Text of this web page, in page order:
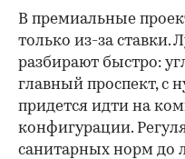
В премиальные
только из-за
разбирают быстро:
главный проспект, с
придется идти на
конфигурации.
санитарных норм до